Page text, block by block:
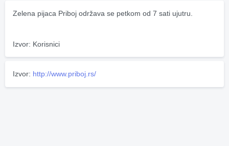
Zelena pijaca Priboj održava se petkom od 7 sati ujutru.
Izvor: Korisnici
Izvor: http://www.priboj.rs/